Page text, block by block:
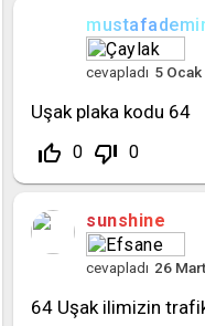
cevapladı 5
Uşak plaka kodu 64
thumb_up_off_alt 0 thumb_down_off_alt 0
sunshine
cevapladı 26
64 Uşak ilimizin